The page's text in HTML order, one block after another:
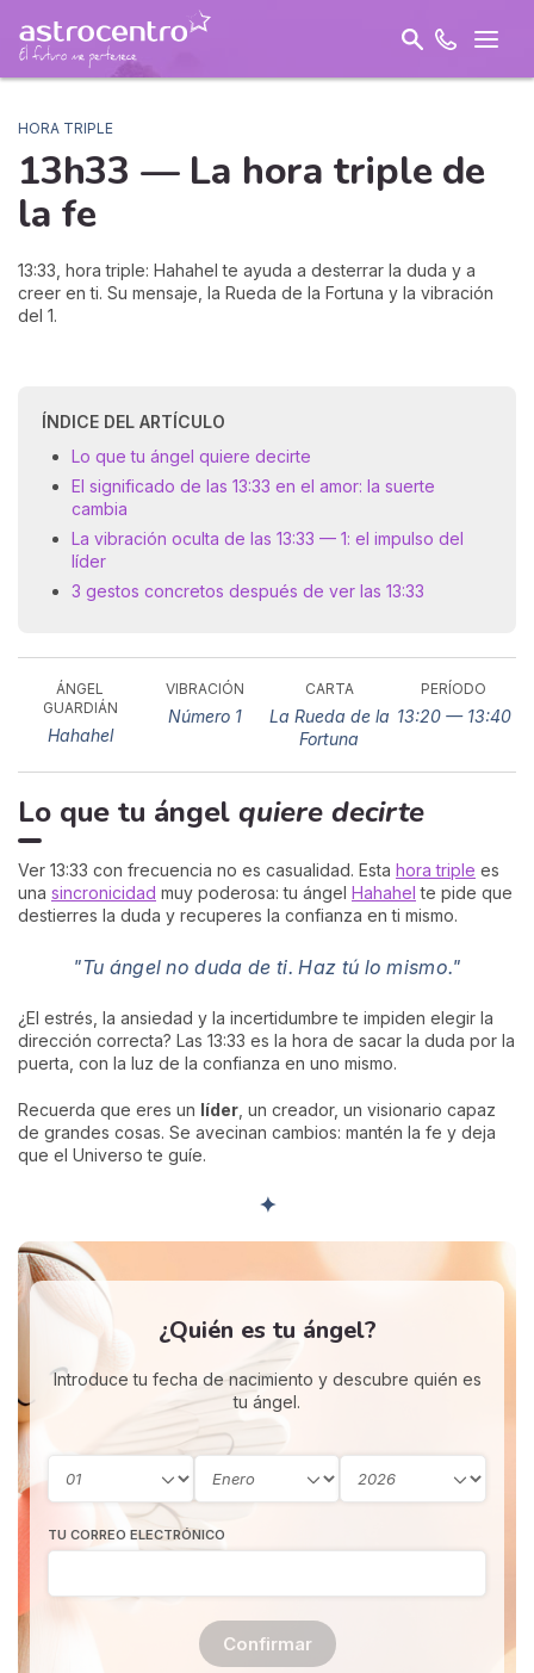
HORA TRIPLE
13h33 — La hora triple de
la fe
13:33, hora triple: Hahahel te ayuda a desterrar la duda y a
creer en ti. Su mensaje, la Rueda de la Fortuna y la vibración
del 1.
ÍNDICE DEL ARTÍCULO
Lo que tu ángel quiere decirte
El significado de las 13:33 en el amor: la suerte
cambia
La vibración oculta de las 13:33 — 1: el impulso del
líder
3 gestos concretos después de ver las 13:33
ÁNGEL
GUARDIÁN
Hahahel
VIBRACIÓN
Número 1
CARTA
La Rueda de la
Fortuna
PERÍODO
13:20 — 13:40
Lo que tu ángel quiere decirte
Ver 13:33 con frecuencia no es casualidad. Esta hora triple es
una sincronicidad muy poderosa: tu ángel Hahahel te pide que
destierres la duda y recuperes la confianza en ti mismo.
"Tu ángel no duda de ti. Haz tú lo mismo."
¿El estrés, la ansiedad y la incertidumbre te impiden elegir la
dirección correcta? Las 13:33 es la hora de sacar la duda por la
puerta, con la luz de la confianza en uno mismo.
Recuerda que eres un líder , un creador, un visionario capaz
de grandes cosas. Se avecinan cambios: mantén la fe y deja
que el Universo te guíe.
✦
¿Quién es tu ángel?
Introduce tu fecha de nacimiento y descubre quién es
tu ángel.
TU CORREO ELECTRÓNICO
Confirmar